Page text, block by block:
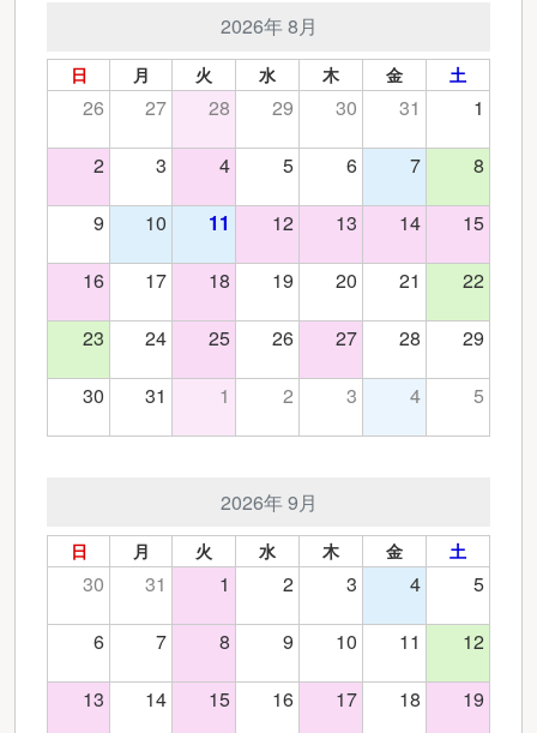
2026年 8月
日 月 火 水 木 金 土
26 27 28 29 30 31 1
2 3 4 5 6 7 8
9 10 11 12 13 14 15
16 17 18 19 20 21 22
23 24 25 26 27 28 29
30 31 1 2 3 4 5
2026年 9月
日 月 火 水 木 金 土
30 31 1 2 3 4 5
6 7 8 9 10 11 12
13 14 15 16 17 18 19